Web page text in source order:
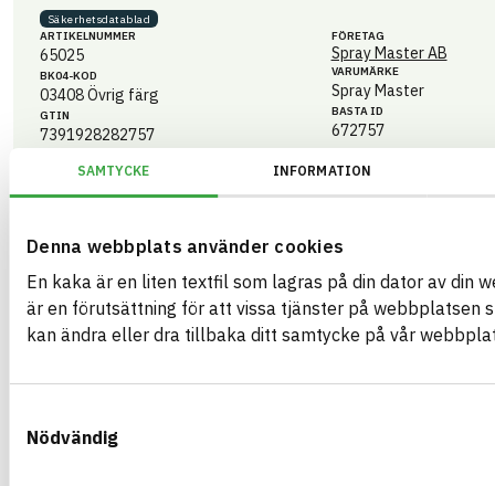
SAMTYCKE INFORMATION
Denna webbplats använder cookies
En kaka är en liten textfil som lagras på din dator av din
är en förutsättning för att vissa tjänster på webbplatsen
kan ändra eller dra tillbaka ditt samtycke på vår
Nödvändig
Säkerhets­datablad
ARTIKEL­NUMMER
65025
BK04-KOD
03408Övrig färg
GTIN
7391928282757
FÖRETAG
Spray Master AB
VARUMÄRKE
Spray Master
BASTA ID
672757
HÄLSO- OCH MILJÖ­FARLIGHET
FÖRNYBARHET
EMISSIONER OCH TESTER
Master Marker ECO Permanent Solid Green